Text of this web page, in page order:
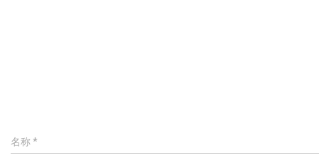
名称*